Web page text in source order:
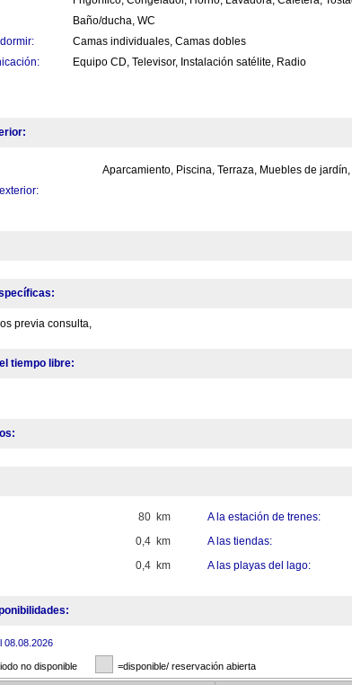
Baño/ducha, WC
Camas individuales, Camas dobles
Equipo CD, Televisor, Instalación satélite, Radio
Aparcamiento, Piscina, Terraza, Muebles de
previa consulta,
tiempo libre:
80 km
A la estación de trenes:
0,4 km
A las tiendas:
0,4 km
A las playas del lago:
08.08.2026
no disponible =disponible/ reservación abierta